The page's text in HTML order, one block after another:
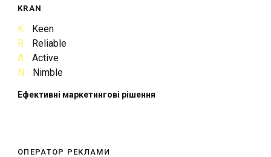
KRAN
K
Keen
R
Reliable
A
Active
N
Nimble
Ефективні маркетингові рішення
ОПЕРАТОР РЕКЛАМИ